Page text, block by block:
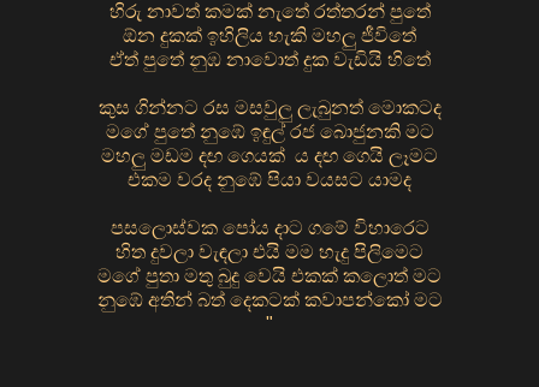
හිරු නාවත් කමක් නැතේ රත්තරන් පුතේ
ඕන දුකක් ඉහිලිය හැකි මහලු ජීවිතේ
ඒත් පුතේ නුඹ නාවොත් දුක වැඩියි හිතේ
කුස ගින්නට රස මසවුලු ලැබුනත් මොකටද
මගේ පුතේ නුඹේ ඉඳුල් රජ බොජුනකි මට
මහලු මඩම දඟ ගෙයක් ය දඟ ගෙයි ලෑමට
එකම වරද නුඹේ පියා වයසට යාමද
පසලොස්වක පෝය දාට ගමේ විහාරෙට
හිත දුවලා වැඳලා එයි මම හැදු පිලිමෙට
මගේ පුතා මතු බුදු වෙයි එකක් කලොත් මට
නුඹේ අතින් බත් දෙකටක් කවාපන්කෝ මට
"